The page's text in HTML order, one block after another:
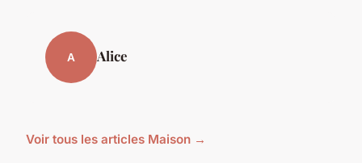
A Alice
Voir tous les articles Maison →